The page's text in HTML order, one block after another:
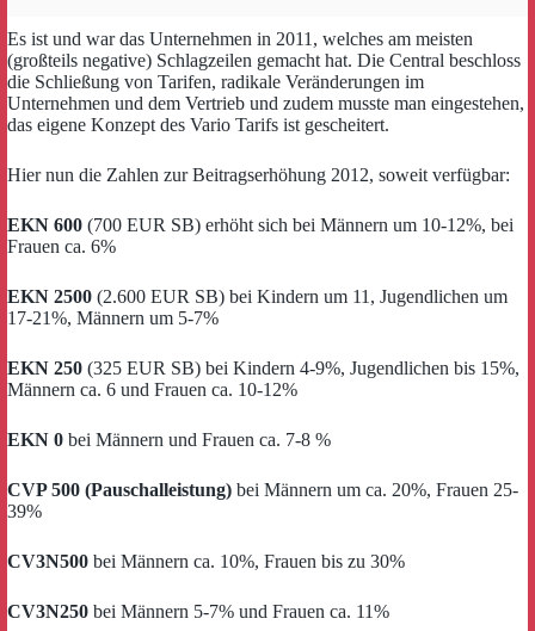
Es ist und war das Unternehmen in 2011, welches am meisten
(großteils negative) Schlagzeilen gemacht hat. Die Central beschloss
die Schließung von Tarifen, radikale Veränderungen im
Unternehmen und dem Vertrieb und zudem musste man eingestehen,
das eigene Konzept des Vario Tarifs ist gescheitert.
Hier nun die Zahlen zur Beitragserhöhung 2012, soweit verfügbar:
EKN 600 (700 EUR SB) erhöht sich bei Männern um 10-12%, bei
Frauen ca. 6%
EKN 2500 (2.600 EUR SB) bei Kindern um 11, Jugendlichen um
17-21%, Männern um 5-7%
EKN 250 (325 EUR SB) bei Kindern 4-9%, Jugendlichen bis 15%,
Männern ca. 6 und Frauen ca. 10-12%
EKN 0 bei Männern und Frauen ca. 7-8 %
CVP 500 (Pauschalleistung) bei Männern um ca. 20%, Frauen 25-
39%
CV3N500 bei Männern ca. 10%, Frauen bis zu 30%
CV3N250 bei Männern 5-7% und Frauen ca. 11%